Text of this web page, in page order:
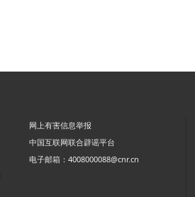
网上有害信息举报
中国互联网联合辟谣平台
电子邮箱：4008000088@cnr.cn